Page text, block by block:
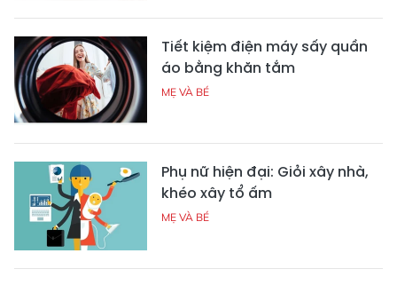
Tiết kiệm điện máy sấy quần
áo bằng khăn tắm
MẸ VÀ BÉ
Phụ nữ hiện đại: Giỏi xây nhà,
khéo xây tổ ấm
MẸ VÀ BÉ